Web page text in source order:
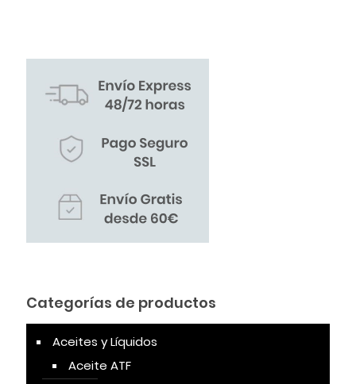
Categorías de productos
Aceites y Líquidos
Aceite ATF